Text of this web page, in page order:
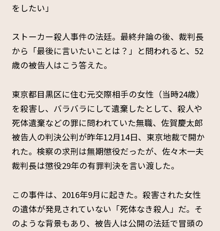
をしたい」
ストーカー殺人事件の法廷。最終弁論の後、裁判長
から「最後に言いたいことは？」と問われると、52
歳の被告人はこう答えた。
東京都目黒区に住む元交際相手の女性（当時24歳）
を殺害し、バラバラにして遺棄したとして、殺人や
死体遺棄などの罪に問われていた無職、佐賀慶太郎
被告人の判決公判が昨年12月14日、東京地裁で開か
れた。検察の求刑は無期懲役だったが、佐々木一夫
裁判長は懲役29年の有罪判決を言い渡した。
この事件は、2016年9月に起きた。殺害された女性
の遺体が発見されていない「死体なき殺人」だ。そ
のような背景もあり、被告人は公開の法廷で冒頭の